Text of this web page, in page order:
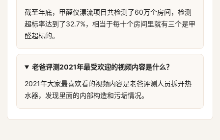
截至年底，甲醛仪漂流项目共检测了60万个房间，检测
超标率达到了32.7%，相当于每十个房间里就有三个是甲
醛超标的。
老爸评测2021年最受欢迎的视频内容是什么？
2021年大家最喜欢看的视频内容是老爸评测人员拆开热
水器，发现里面的内部构造和污垢情况。